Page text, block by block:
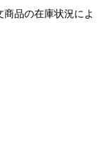
商品の在庫状況によ